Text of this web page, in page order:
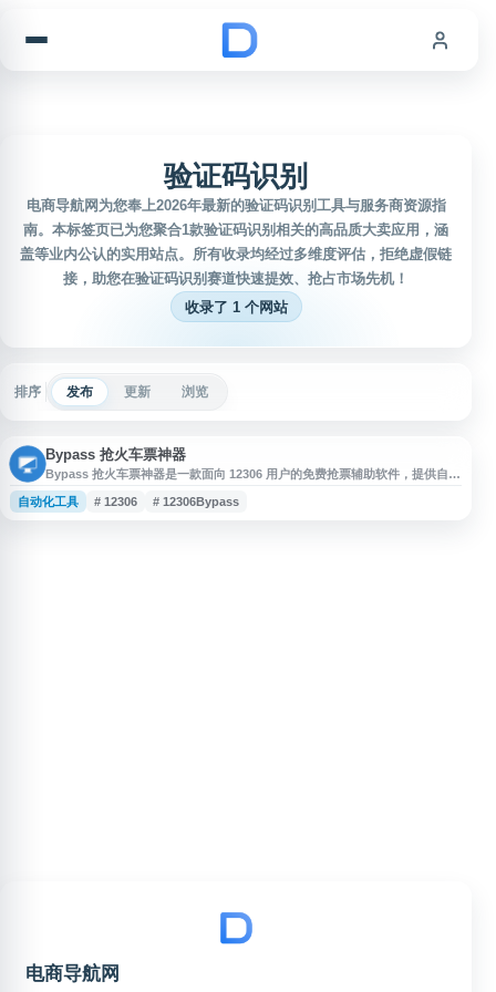
验证码识别
电商导航网为您奉上2026年最新的验证码识别工具与服务商资源指
南。本标签页已为您聚合1款验证码识别相关的高品质大卖应用，涵
盖等业内公认的实用站点。所有收录均经过多维度评估，拒绝虚假链
接，助您在验证码识别赛道快速提效、抢占市场先机！
收录了 1 个网站
排序 发布 更新 浏览
Bypass 抢火车票神器
Bypass 抢火车票神器是一款面向 12306 用户的免费抢票辅助软件，提供自动
抢票、自动抢候补、验证码识别、多线程提交等功能，支持多日期、多车次、
多席别和多乘客组合设置，帮助用户提升购票与候补捡漏效率。适合春运、节
自动化工具 # 12306 # 12306Bypass
电商导航网